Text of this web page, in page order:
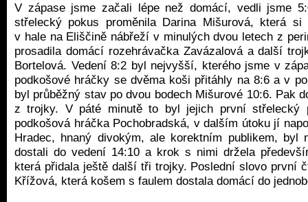
V zápase jsme začali lépe než domácí, vedli jsme
střelecký pokus proměnila Darina Mišurová, která si
v hale na Eliščině nábřeží v minulých dvou letech z
prosadila domácí rozehrávačka Zavázalová a další
Bortelová. Vedení 8:2 byl nejvyšší, kterého jsme v
podkošové hráčky se dvěma koši přitáhly na 8:6 a v
byl průběžný stav po dvou bodech Mišurové 10:6. Pak
z trojky. V páté minutě to byl jejich první střelecký
podkošová hráčka Pochobradská, v dalším útoku jí
Hradec, hnaný divokým, ale korektním publikem, byl
dostali do vedení 14:10 a krok s nimi držela
která přidala ještě další tři trojky. Poslední slovo první
Křížová, která košem s faulem dostala domácí do